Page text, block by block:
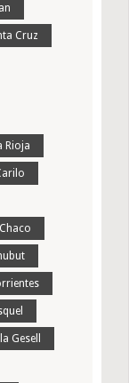
Cruz
Rioja
Gesell